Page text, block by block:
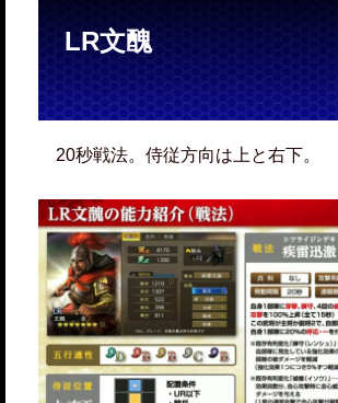
LR文醜
20秒戦法。侍従方向は上と右下。